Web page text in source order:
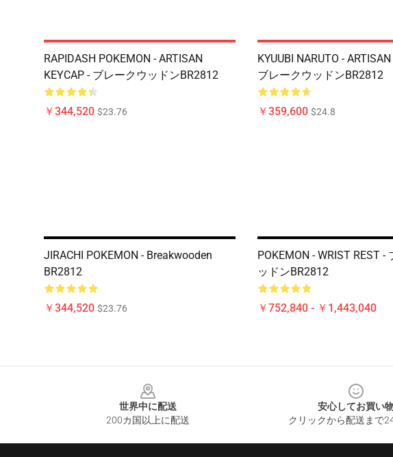
RAPIDASH POKEMON - ARTISAN
KEYCAP - ブレークウッドンBR2812
￥344,520 $23.76
KYUUBI NARUTO -
ブレークウッドンBR2812
￥359,600 $24.8
JIRACHI POKEMON - Breakwooden
BR2812
￥344,520 $23.76
POKEMON - WRIST REST -
ッドンBR2812
￥752,840 - ￥1,443,040
世界中に配送
200カ国以上に配送
安心してお買い
クリックから配送まで